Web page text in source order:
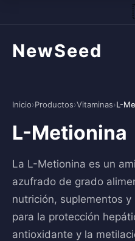
NewSeed
Inicio›Productos›Vitaminas›L-
L-Metionina
La L-Metionina es un
azufrado de grado
nutrición, suplementos
para la protección
antioxidante y la